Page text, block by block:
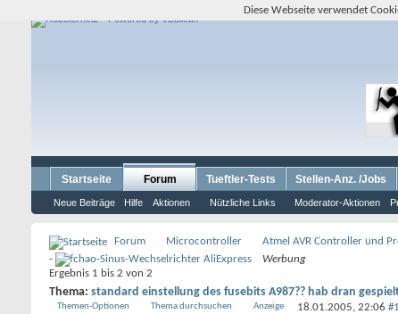
Startseite Forum
Neue Beiträge Hilfe Aktionen Nützliche Links Moderator-Aktionen
Tueftler-Tests Stellen-Anz. /Jobs
Forum Microcontroller Atmel AVR Controller und
-
Werbung
Ergebnis 1 bis 2 von 2
Thema: standard einstellung des fusebits A987?? hab dran
Themen-Optionen Thema durchsuchen Anzeige 18.01.2005, 22:06 #1
Diese Webseite verwendet